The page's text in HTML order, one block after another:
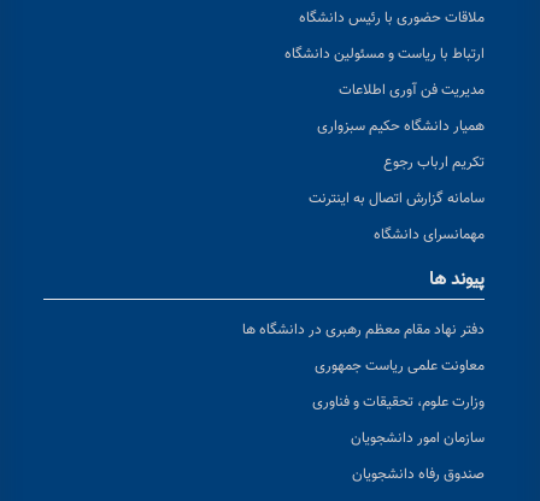
ملاقات حضوری با رئیس دانشگاه
ارتباط با ریاست و مسئولین دانشگاه
مدیریت فن آوری اطلاعات
همیار دانشگاه حکیم سبزواری
تکریم ارباب رجوع
سامانه گزارش اتصال به اینترنت
مهمانسرای دانشگاه
پیوند ها
دفتر نهاد مقام معظم رهبری در دانشگاه ها
معاونت علمی ریاست جمهوری
وزارت علوم، تحقیقات و فناوری
سازمان امور دانشجویان
صندوق رفاه دانشجویان